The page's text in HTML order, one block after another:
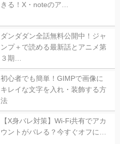
きる！X・noteのア…
ダンダダン全話無料公開中！ジャ
ンプ＋で読める最新話とアニメ第
３期…
初心者でも簡単！GIMPで画像に
キレイな文字を入れ・装飾する方
法
【X身バレ対策】Wi-Fi共有でアカ
ウントがバレる？今すぐオフに…